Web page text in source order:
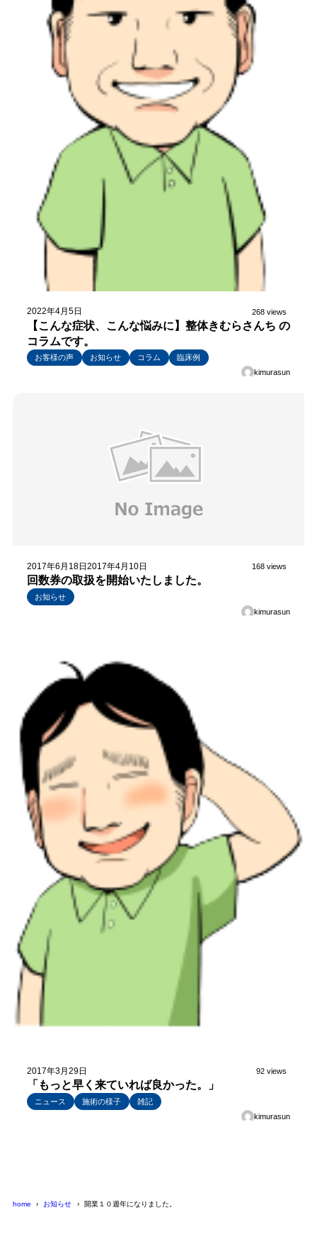
2022年4月5日 268 views
【こんな症状、こんな悩みに】整体きむらさんち の
コラムです。
お客様の声 お知らせ コラム
臨床例
kimurasun
2017年6月18日2017年4月10日 168 views
回数券の取扱を開始いたしました。
お知らせ
kimurasun
2017年3月29日 92 views
「もっと早く来ていれば良かった。」
ニュース 施術の様子
雑記
kimurasun
home お知らせ 開業１０週年になりました。